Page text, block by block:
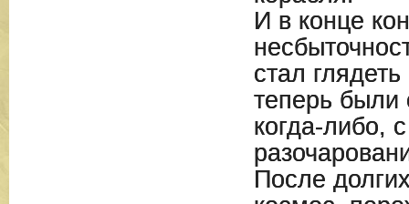
И в конце
стал
теперь были
когда-либо,
После